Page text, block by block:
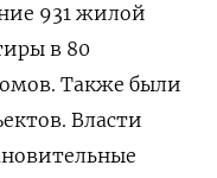
931 жилой
в 80
Также были
Власти